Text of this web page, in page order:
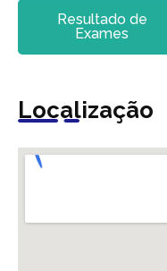
Resultado de
Exames
Localização